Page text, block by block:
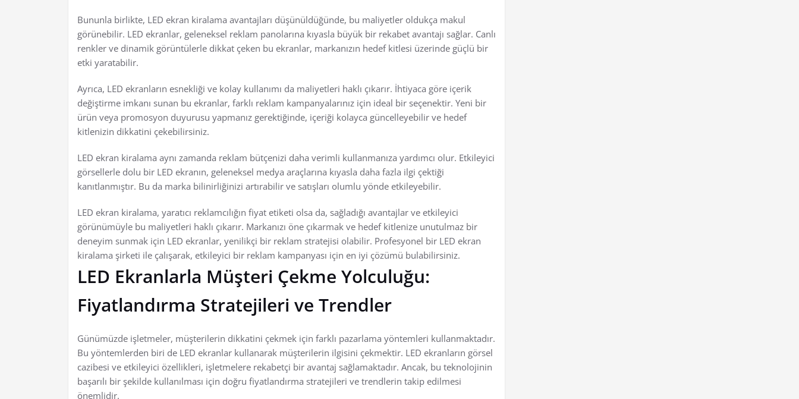
Bununla birlikte, LED ekran kiralama avantajları düşünüldüğünde, bu maliyetler oldukça makul
görünebilir. LED ekranlar, geleneksel reklam panolarına kıyasla büyük bir rekabet avantajı sağlar. Canlı
renkler ve dinamik görüntülerle dikkat çeken bu ekranlar, markanızın hedef kitlesi üzerinde güçlü bir
etki yaratabilir.
Ayrıca, LED ekranların esnekliği ve kolay kullanımı da maliyetleri haklı çıkarır. İhtiyaca göre içerik
değiştirme imkanı sunan bu ekranlar, farklı reklam kampanyalarınız için ideal bir seçenektir. Yeni bir
ürün veya promosyon duyurusu yapmanız gerektiğinde, içeriği kolayca güncelleyebilir ve hedef
kitlenizin dikkatini çekebilirsiniz.
LED ekran kiralama aynı zamanda reklam bütçenizi daha verimli kullanmanıza yardımcı olur. Etkileyici
görsellerle dolu bir LED ekranın, geleneksel medya araçlarına kıyasla daha fazla ilgi çektiği
kanıtlanmıştır. Bu da marka bilinirliğinizi artırabilir ve satışları olumlu yönde etkileyebilir.
LED ekran kiralama, yaratıcı reklamcılığın fiyat etiketi olsa da, sağladığı avantajlar ve etkileyici
görünümüyle bu maliyetleri haklı çıkarır. Markanızı öne çıkarmak ve hedef kitlenize unutulmaz bir
deneyim sunmak için LED ekranlar, yenilikçi bir reklam stratejisi olabilir. Profesyonel bir LED ekran
kiralama şirketi ile çalışarak, etkileyici bir reklam kampanyası için en iyi çözümü bulabilirsiniz.
LED Ekranlarla Müşteri Çekme Yolculuğu:
Fiyatlandırma Stratejileri ve Trendler
Günümüzde işletmeler, müşterilerin dikkatini çekmek için farklı pazarlama yöntemleri kullanmaktadır.
Bu yöntemlerden biri de LED ekranlar kullanarak müşterilerin ilgisini çekmektir. LED ekranların görsel
cazibesi ve etkileyici özellikleri, işletmelere rekabetçi bir avantaj sağlamaktadır. Ancak, bu teknolojinin
başarılı bir şekilde kullanılması için doğru fiyatlandırma stratejileri ve trendlerin takip edilmesi
önemlidir.